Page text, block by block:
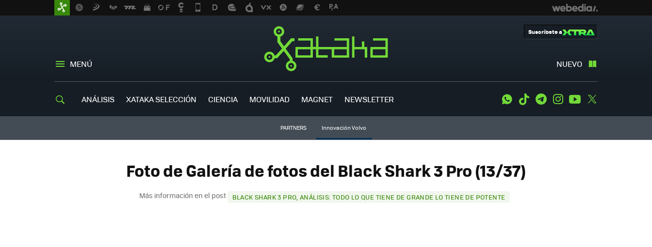
MENÚ NUEVO
Suscríbete a
ANÁLISIS XATAKA SELECCIÓN CIENCIA MOVILIDAD MAGNET NEWSLETTER WhatsApp
Tiktok TelegramInstagramYoutube
PARTNERS Innovación Volvo
Foto de Galería de fotos del Black Shark 3 Pro (13/37)
Más información en el post BLACK SHARK 3 PRO, ANÁLISIS: TODO LO QUE TIENE DE GRANDE LO TIENE DE POTENTE